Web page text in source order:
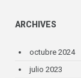
ARCHIVES
octubre 2024
julio 2023